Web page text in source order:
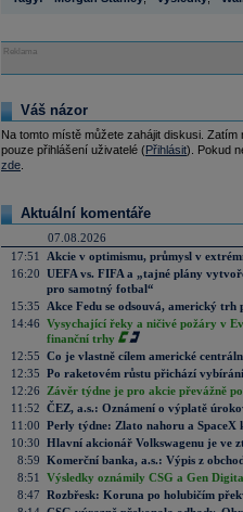
Reklama
Váš názor
Na tomto místě můžete zahájit diskusi.
pouze přihlášení uživatelé (Přihlásit). Pokud
zde
Aktuální komentáře
07.08.2026
17:51
Akcie v optimismu, průmysl v
16:20 UEFA vs. FIFA a „tajné plány
pro samotný fotbal“
15:35
Akce Fedu se odsouvá, americký
14:46 Vysychající řeky a ničivé požáry v
finanční trhy
12:55 Co je vlastně cílem americké
12:35 Po raketovém růstu přichází
12:26
Závěr týdne je pro akcie převážně
11:52 ČEZ, a.s.: Oznámení o výplatě
11:00 Perly týdne: Zlato nahoru a SpaceX
10:30 Hlavní akcionář Volkswagenu je ve
8:59 Komerční banka, a.s.: Výpis z
8:51
Výsledky oznámily CSG a Gen
8:47 Rozbřesk: Koruna po holubičím